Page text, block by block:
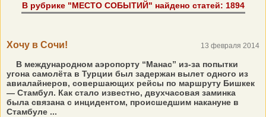
В рубрике "МЕСТО СОБЫТИЙ" найдено статей: 1894
Хочу в Сочи! 13 февраля 2014
В международном аэропорту “Манас” из-за попытки
угона самолёта в Турции был задержан вылет одного из
авиалайнеров, совершающих рейсы по маршруту Бишкек
— Стамбул. Как стало известно, двухчасовая заминка
была связана с инцидентом, происшедшим накануне в
Стамбуле ...